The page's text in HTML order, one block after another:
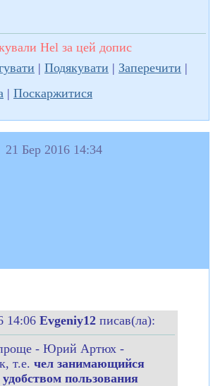
Hel за цей допис
| Подякувати | Заперечити |
| Поскаржитися
21 Бер 2016 14:34
14:06 Evgeniy12 писав(ла):
- Юрий Артюх -
т.е. чел занимающийся
пользования